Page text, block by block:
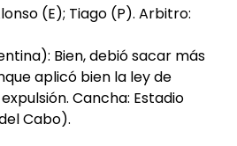
(E); Tiago (P). Arbitro:
Bien, debió sacar más
aplicó bien la ley de
Cancha: Estadio
Cabo).